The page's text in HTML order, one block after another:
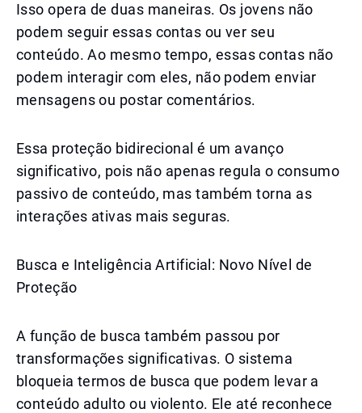
Isso opera de duas maneiras. Os jovens não
podem seguir essas contas ou ver seu
conteúdo. Ao mesmo tempo, essas contas não
podem interagir com eles, não podem enviar
mensagens ou postar comentários.
Essa proteção bidirecional é um avanço
significativo, pois não apenas regula o consumo
passivo de conteúdo, mas também torna as
interações ativas mais seguras.
Busca e Inteligência Artificial: Novo Nível de
Proteção
A função de busca também passou por
transformações significativas. O sistema
bloqueia termos de busca que podem levar a
conteúdo adulto ou violento. Ele até reconhece